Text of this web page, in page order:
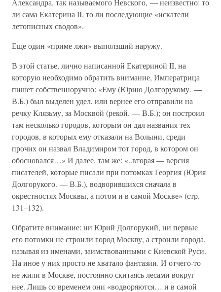
Александра, так называемого Невского, — неизвестно: то
ли сама Екатерина II, то ли последующие «искатели
летописных сводов».
Еще один «приме лжи» выползший наружу.
В этой статье, лично написанной Екатериной II, на
которую необходимо обратить внимание, Императрица
пишет собственноручно: «Ему (Юрию Долгорукому. —
В.Б.) был выделен удел, или вернее его отправили на
речку Клязьму, за Москвой (рекой. — В.Б.); он построил
там несколько городов, которым он дал названия тех
городов, в которых ему отказали на Волыни, среди
прочих он назвал Владимиром тот город, в котором он
обосновался…» И далее, там же: «..вторая — версия
писателей, которые писали при потомках Георгия (Юрия
Долгорукого. — В.Б.), водворившихся сначала в
окрестностях Москвы, а потом и в самой Москве» (стр.
131–132).
Обратите внимание: ни Юрий Долгорукий, ни первые
его потомки не строили город Москву, а строили города,
называя из именами, заимствованными с Киевской Руси.
На иное у них просто не хватало фантазии. И отчего-то
не жили в Москве, постоянно скитаясь лесами вокруг
нее. Лишь со временем они «водворяются… и в самой